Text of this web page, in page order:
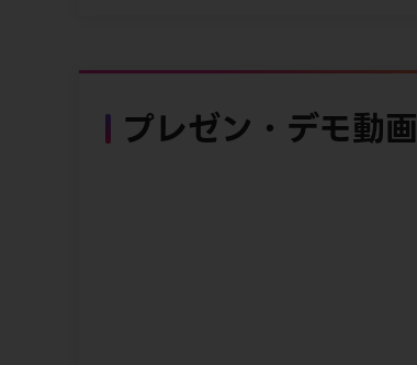
プレゼン・デモ動画